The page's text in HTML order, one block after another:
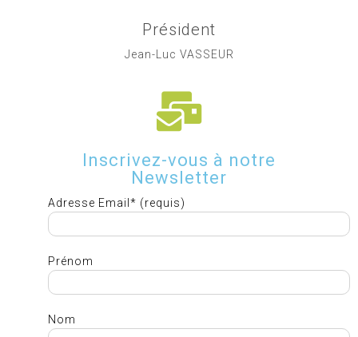
Président
Jean-Luc VASSEUR
Inscrivez-vous à notre
Newsletter
Adresse Email* (requis)
Prénom
Nom